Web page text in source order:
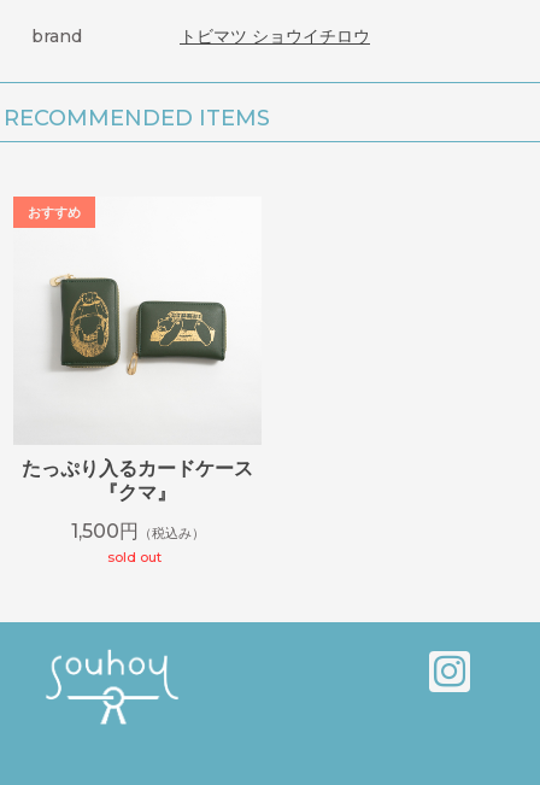
brand トビマツ ショウイチロウ
RECOMMENDED ITEMS
たっぷり入るカードケース
『クマ』
1,500円
（税込み）
sold out